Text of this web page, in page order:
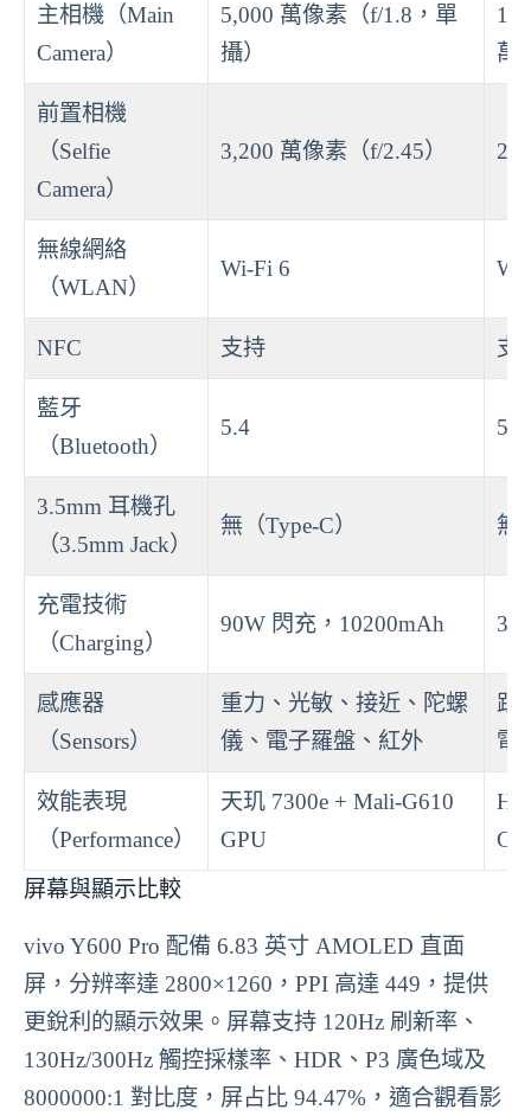
主相機（Main
Camera）
5,000 萬像素（f/1.8，單
攝）
1
萬
前置相機
（Selfie
Camera）
3,200 萬像素（f/2.45）
無線網絡
（WLAN）
Wi-Fi 6
NFC 支持 支
藍牙
（Bluetooth）
5.4 5.3
3.5mm 耳機孔
（3.5mm Jack）
無（Type-C） 無
充電技術
（Charging）
90W 閃充，10200mAh
感應器
（Sensors）
重力、光敏、接近、陀螺
儀、電子羅盤、紅外
距
電
效能表現
（Performance）
天玑 7300e + Mali-G610
GPU
屏幕與顯示比較
vivo Y600 Pro 配備 6.83 英寸 AMOLED 直面
屏，分辨率達 2800×1260，PPI 高達 449，提供
更銳利的顯示效果。屏幕支持 120Hz 刷新率、
130Hz/300Hz 觸控採樣率、HDR、P3 廣色域及
8000000:1 對比度，屏占比 94.47%，適合觀看影